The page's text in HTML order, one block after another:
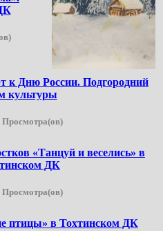
к Дню России. Подгородний
культуры
Просмотра(ов)
«Танцуй и веселись» в
ДК
Просмотра(ов)
птицы» в Тохтинском ДК